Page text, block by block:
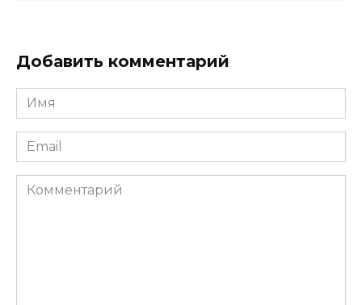
Добавить комментарий
Имя
*
Email
*
Комментарий